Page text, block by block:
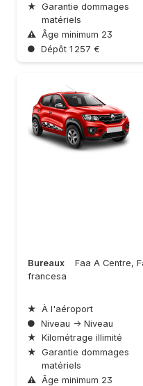
★ Garantie dommages
matériels
⚠ Âge minimum 23
● Dépôt 1 257 €
Bureaux
Faa A Centre,
francesa
★ À l'aéroport
● Niveau → Niveau
★ Kilométrage illimité
★ Garantie dommages
matériels
⚠ Âge minimum 23